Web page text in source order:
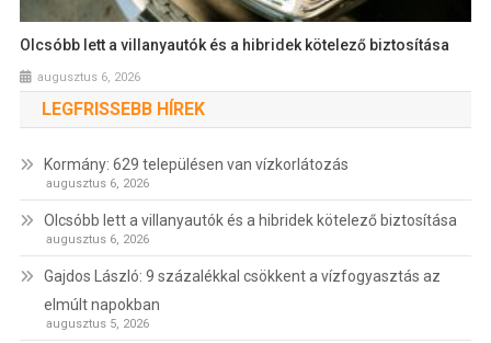
Olcsóbb lett a villanyautók és a hibridek kötelező biztosítása
augusztus 6, 2026
LEGFRISSEBB HÍREK
Kormány: 629 településen van vízkorlátozás
augusztus 6, 2026
Olcsóbb lett a villanyautók és a hibridek kötelező biztosítása
augusztus 6, 2026
Gajdos László: 9 százalékkal csökkent a vízfogyasztás az
elmúlt napokban
augusztus 5, 2026